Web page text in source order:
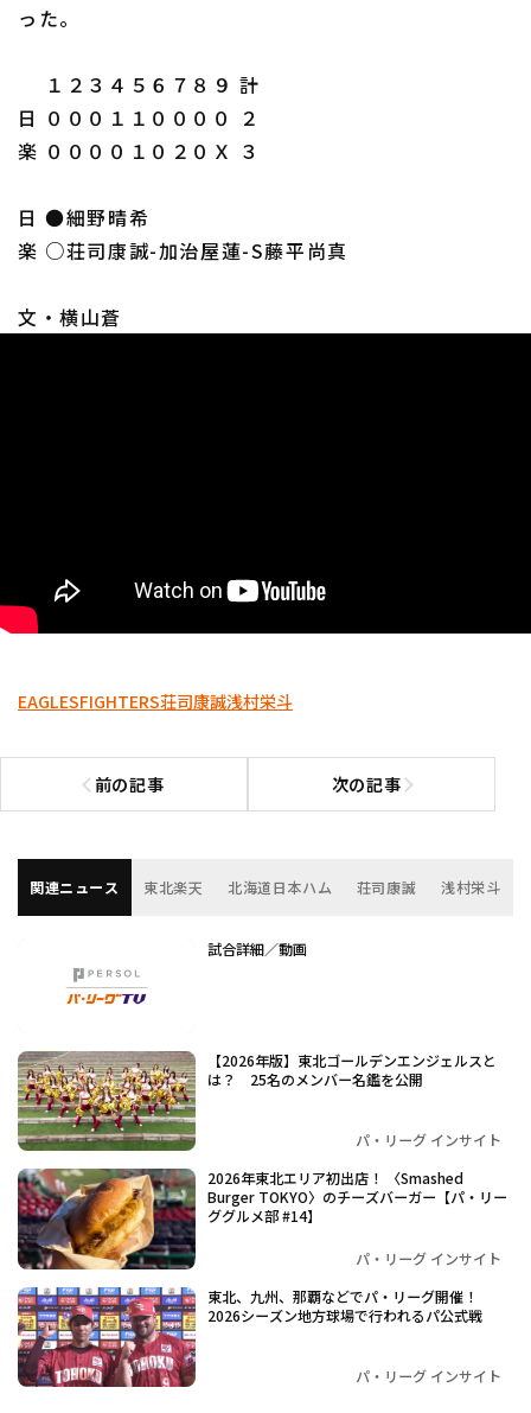
った。
１２３４５６７８９ 計
日 ０００１１００００ ２
楽 ００００１０２０Ｘ ３
日 ●細野晴希
楽 ○荘司康誠-加治屋蓮-S藤平尚真
文・横山蒼
EAGLESFIGHTERS荘司康誠浅村栄斗
前の記事
前の記事へ 次の記事次の記事へ
関連ニュース 東北楽天 北海道日本ハム 荘司康誠 浅村栄斗
試合詳細／動画
【2026年版】東北ゴールデンエンジェルスと
は？ 25名のメンバー名鑑を公開
パ・リーグ インサイト
2026年東北エリア初出店！ 〈Smashed
Burger TOKYO〉のチーズバーガー【パ・リー
ググルメ部 #14】
パ・リーグ インサイト
東北、九州、那覇などでパ・リーグ開催！
2026シーズン地方球場で行われるパ公式戦
パ・リーグ インサイト